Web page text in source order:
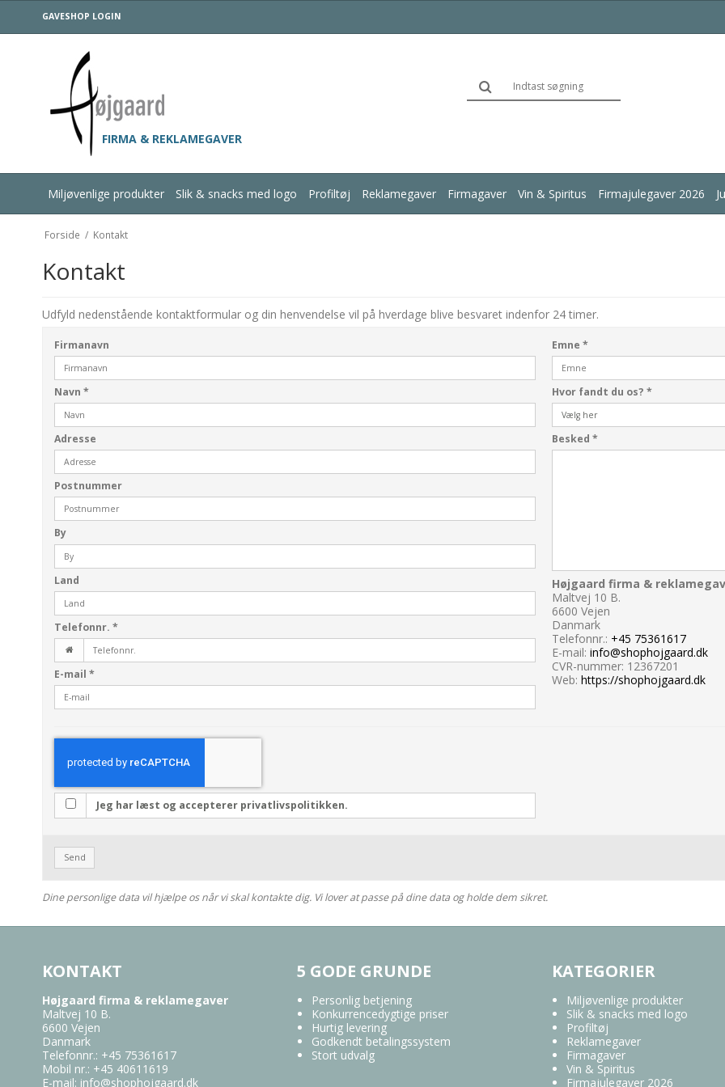
GAVESHOP LOGIN
FIRMA & REKLAMEGAVER
Miljøvenlige produkter Slik & snacks med logo Profiltøj Reklamegaver Firmagaver Vin & Spiritus Firmajulegaver 2026
Forside / Kontakt
Kontakt
Udfyld nedenstående kontaktformular og din henvendelse vil på hverdage blive besvaret indenfor 24 timer.
Firmanavn
Navn *
Adresse
Postnummer
By
Land
Telefonnr. *
E-mail *
Emne *
Hvor fandt du os? *
Besked *
Højgaard firma &
Maltvej 10 B.
6600 Vejen
Danmark
Telefonnr.: +45 75361617
E-mail: info@shophojgaard.dk
CVR-nummer: 12367201
Web: https://shophojgaard.dk
Jeg har læst og accepterer privatlivspolitikken.
Send
Dine personlige data vil hjælpe os når vi skal kontakte dig. Vi lover at passe på dine data og holde dem sikret.
KONTAKT
Højgaard firma & reklamegaver
Maltvej 10 B.
6600 Vejen
Danmark
Telefonnr.: +45 75361617
Mobil nr.: +45 40611619
E-mail: info@shophojgaard.dk
5 GODE GRUNDE
Personlig betjening
Konkurrencedygtige priser
Hurtig levering
Godkendt betalingssystem
Stort udvalg
KATEGORIER
Miljøvenlige produkter
Slik & snacks med logo
Profiltøj
Reklamegaver
Firmagaver
Vin & Spiritus
Firmajulegaver 2026